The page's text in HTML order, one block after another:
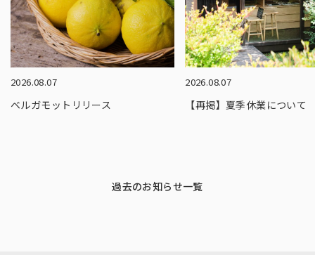
2026.08.07
ベルガモットリリース
2026.08.07
【再掲】夏季休業について
過去のお知らせ一覧